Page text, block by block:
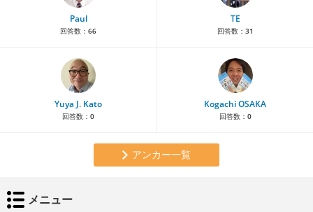
Paul
回答数： 66
TE
回答数： 31
Yuya J. Kato
回答数： 0
Kogachi OSAKA
回答数： 0
アンカー一覧
メニュー